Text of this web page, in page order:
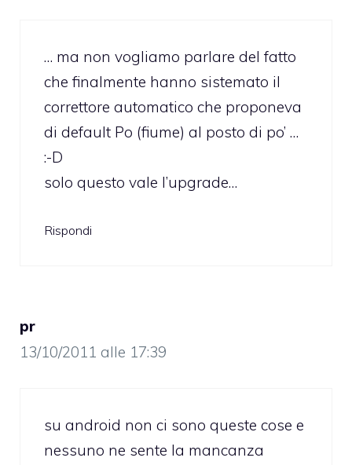
… ma non vogliamo parlare del fatto
che finalmente hanno sistemato il
correttore automatico che proponeva
di default Po (fiume) al posto di po’ …
:-D
solo questo vale l’upgrade…
Rispondi
pr
13/10/2011 alle 17:39
su android non ci sono queste cose e
nessuno ne sente la mancanza